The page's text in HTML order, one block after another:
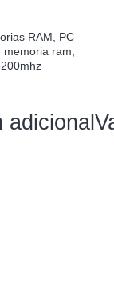
RAM
PC
memoria ram
adicional